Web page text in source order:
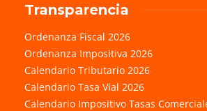
Transparencia
Ordenanza Fiscal 2026
Ordenanza Impositiva 2026
Calendario Tributario 2026
Calendario Tasa Vial 2026
Calendario Impositivo Tasas